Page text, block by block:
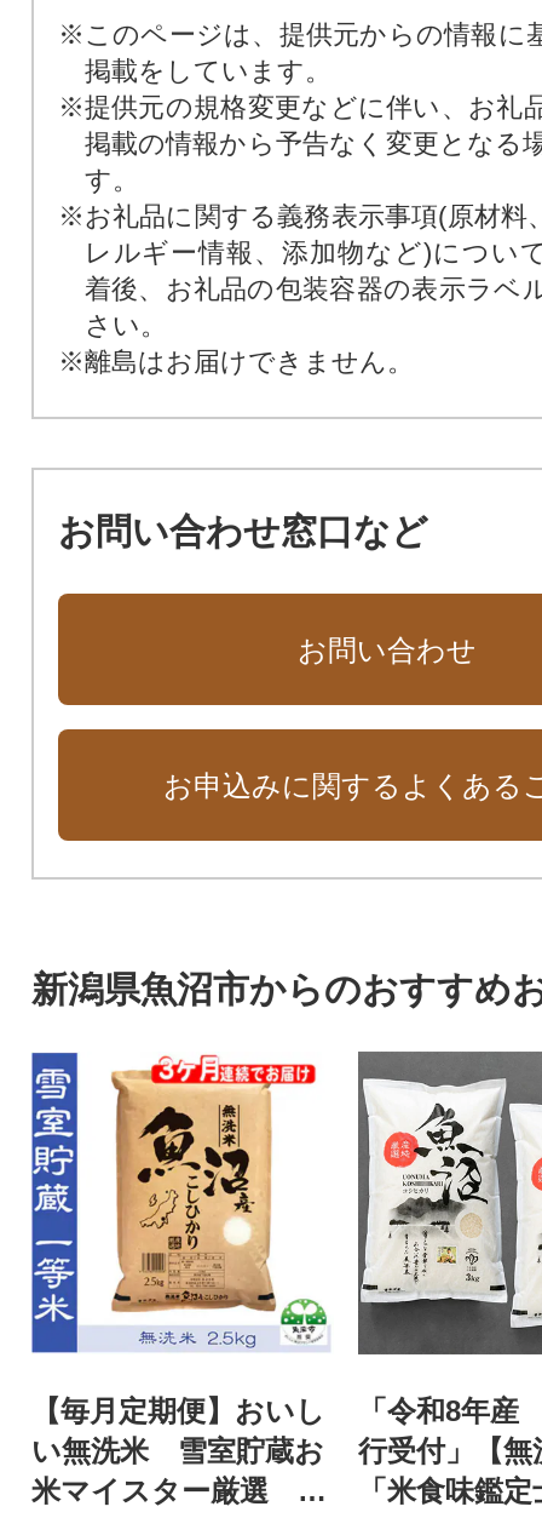
※このページは、提供元からの情報に
掲載をしています。
※提供元の規格変更などに伴い、お礼
掲載の情報から予告なく変更となる
す。
※お礼品に関する義務表示事項(原材料
レルギー情報、添加物など)につい
着後、お礼品の包装容器の表示ラベ
さい。
※離島はお届けできません。
お問い合わせ窓口など
お問い合わせ
お申込みに関するよくある
新潟県魚沼市からのおすすめ
【毎月定期便】おいし
い無洗米 雪室貯蔵お
米マイスター厳選 魚
「令和8年
行受付」【無
「米食味鑑